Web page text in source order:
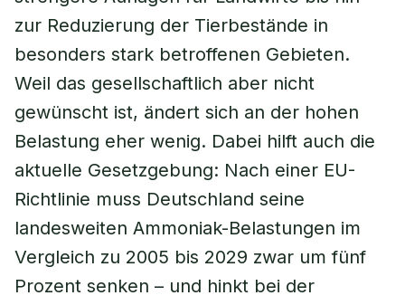
zur Reduzierung der Tierbestände in
besonders stark betroffenen Gebieten.
Weil das gesellschaftlich aber nicht
gewünscht ist, ändert sich an der hohen
Belastung eher wenig. Dabei hilft auch die
aktuelle Gesetzgebung: Nach einer EU-
Richtlinie muss Deutschland seine
landesweiten Ammoniak-Belastungen im
Vergleich zu 2005 bis 2029 zwar um fünf
Prozent senken – und hinkt bei der